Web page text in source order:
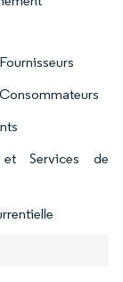
Services de